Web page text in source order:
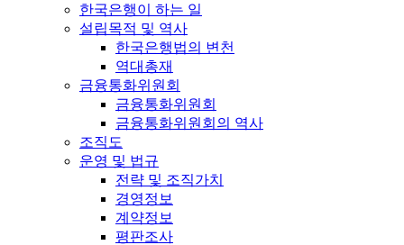
한국은행이 하는 일
설립목적 및 역사
한국은행법의 변천
역대총재
금융통화위원회
금융통화위원회
금융통화위원회의 역사
조직도
운영 및 법규
전략 및 조직가치
경영정보
계약정보
평판조사